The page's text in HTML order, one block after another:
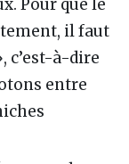
Pour que le
il faut
c’est-à-dire
entre